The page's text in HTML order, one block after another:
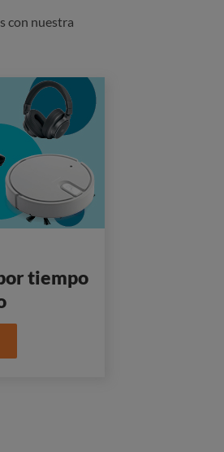
con nuestra
tiempo